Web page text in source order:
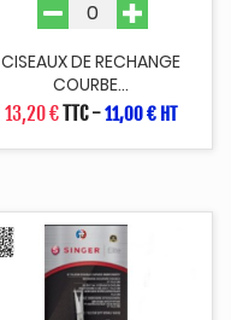
CISEAUX DE RECHANGE
COURBE...
13,20 €TTC-11,00 € HT